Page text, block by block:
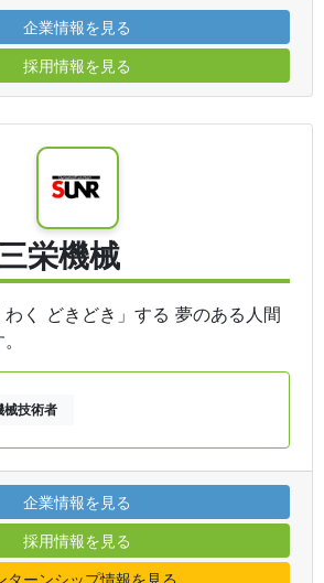
企業情報を見る
採用情報を見る
栄機械
く どきどき」する 夢のある人間
械技術者
企業情報を見る
採用情報を見る
ターンシップ情報を見る